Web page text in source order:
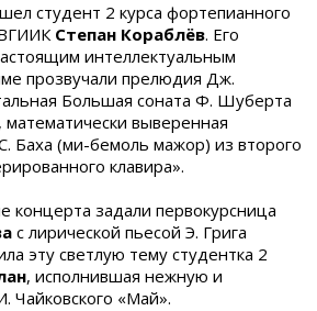
студент 2 курса фортепианного
Степан Кораблёв. Его
интеллектуальным
прозвучали прелюдия Дж.
Большая соната Ф. Шуберта
математически выверенная
Баха (ми-бемоль мажор) из второго
клавира».
концерта задали первокурсница
с лирической пьесой Э. Грига
эту светлую тему студентка 2
, исполнившая нежную и
Чайковского «Май».